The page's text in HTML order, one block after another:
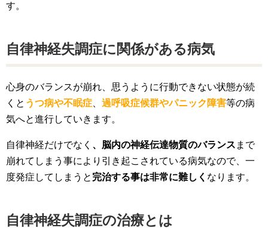
す。
自律神経失調症に関係がある病気
心身のバランスが崩れ、思うように行動できない状態が続
くと うつ病や不眠症 過呼吸症候群やパニック障害等の病
気へと進行していきます。
自律神経だけでなく 、脳内の神経伝達物質のバランス まで
崩れてしまう事により引き起こされている病気なので、一
度発症してしまうと 完治する事は非常に難しく なります。
自律神経失調症の治療とは